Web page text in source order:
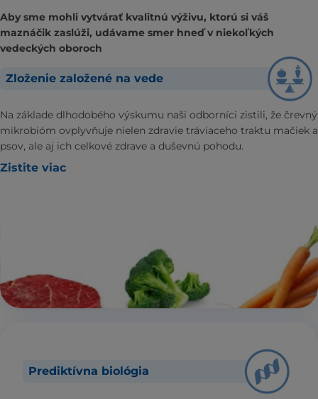
Aby sme mohli vytvárať kvalitnú výživu, ktorú si váš
maznáčik zaslúži, udávame smer hneď v niekoľkých
vedeckých oboroch
Zloženie založené na vede
Na základe dlhodobého výskumu naši odborníci zistili, že črevný
mikrobióm ovplyvňuje nielen zdravie tráviaceho traktu mačiek a
psov, ale aj ich celkové zdrave a duševnú pohodu.
Zistite viac
Prediktívna biológia